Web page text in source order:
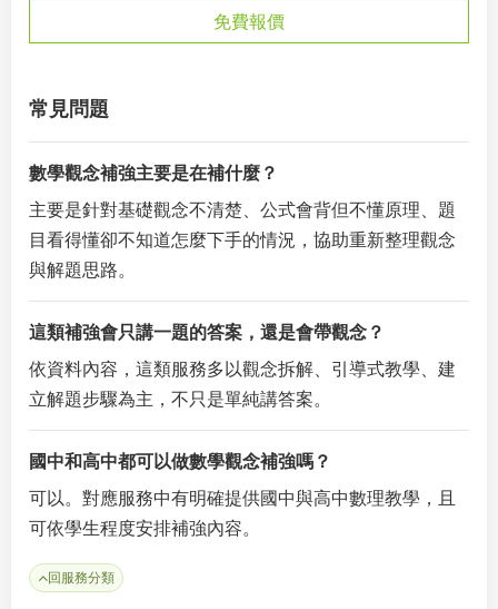
免費報價
常見問題
數學觀念補強主要是在補什麼？
主要是針對基礎觀念不清楚、公式會背但不懂原理、題
目看得懂卻不知道怎麼下手的情況，協助重新整理觀念
與解題思路。
這類補強會只講一題的答案，還是會帶觀念？
依資料內容，這類服務多以觀念拆解、引導式教學、建
立解題步驟為主，不只是單純講答案。
國中和高中都可以做數學觀念補強嗎？
可以。對應服務中有明確提供國中與高中數理教學，且
可依學生程度安排補強內容。
回服務分類